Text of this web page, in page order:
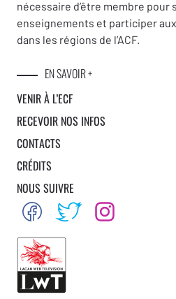
nécessaire d’être membre pour
enseignements et participer
dans les régions de l’ACF.
EN SAVOIR +
VENIR À L’ECF
RECEVOIR NOS INFOS
CONTACTS
CRÉDITS
NOUS SUIVRE